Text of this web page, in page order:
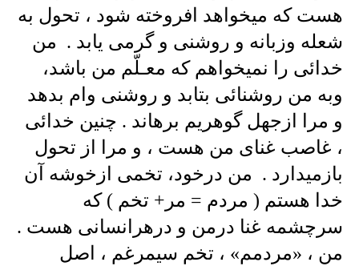
هست که میخواهد افروخته شود ، تحول به
شعله وزبانه و روشنی و گرمی یابد . من
خدائی را نمیخواهم که معـلّم من باشد،
وبه من روشنائی بتابد و روشنی وام بدهد
و مرا ازجهل گوهریم برهاند . چنین خدائی
، غاصب غنای من هست ، و مرا از تحول
بازمیدارد . من درخود، تخمی ازخوشه آن
خدا هستم ( مردم = مر+ تخم ) که
سرچشمه غنا درمن و درهرانسانی هست .
من ، «مردمم» ، تخم سیمرغم ، اصل